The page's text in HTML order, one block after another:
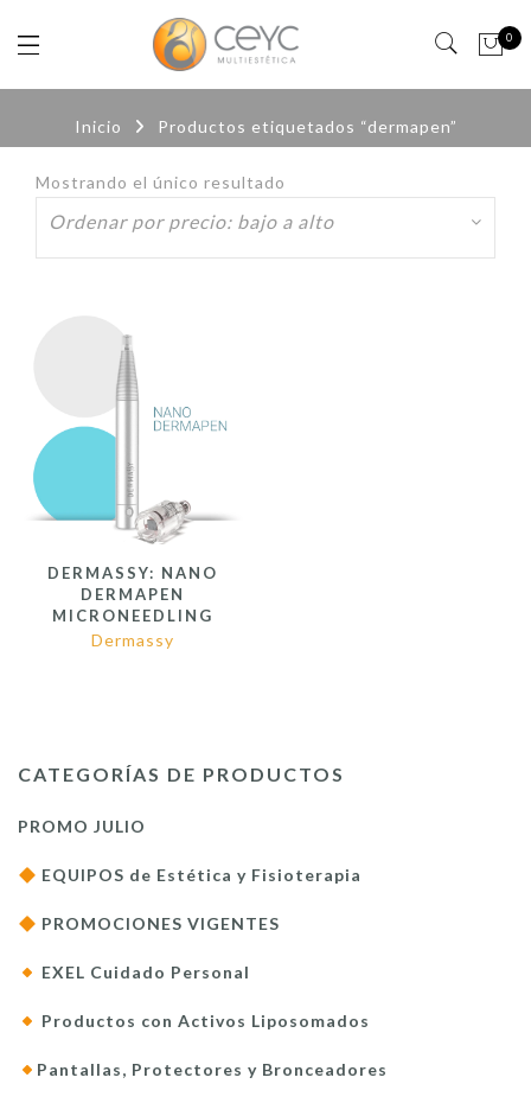
0
Inicio Productos etiquetados “dermapen”
Mostrando el único resultado
DERMASSY: NANO
DERMAPEN
MICRONEEDLING
Dermassy
CATEGORÍAS DE PRODUCTOS
PROMO JULIO
EQUIPOS de Estética y Fisioterapia
PROMOCIONES VIGENTES
EXEL Cuidado Personal
Productos con Activos Liposomados
Pantallas, Protectores y Bronceadores